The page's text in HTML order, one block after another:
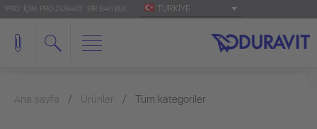
'PRO' IÇIN: PRO.DURAVIT BIR BAYI BUL TÜRKIYE
Ana sayfa Ürünler Tüm kategoriler